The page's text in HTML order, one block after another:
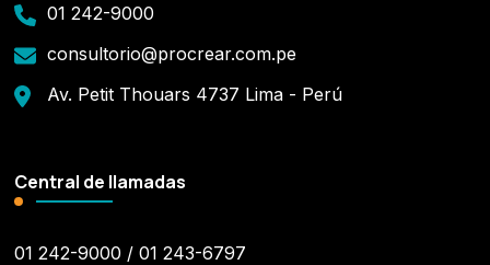
01 242-9000
consultorio@procrear.com.pe
Av. Petit Thouars 4737 Lima - Perú
Central de llamadas
01 242-9000 / 01 243-6797